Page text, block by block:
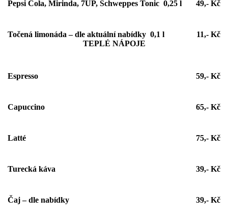
Pepsi Cola, Mirinda, 7UP, Schweppes Tonic 0,25 l 49,- Kč
Točená limonáda – dle aktuální nabídky 0,1 l
11,- Kč
TEPLÉ NÁPOJE
Espresso 59,- Kč
Capuccino 65,- Kč
Latté 75,- Kč
Turecká káva 39,- Kč
Čaj – dle nabídky 39,- Kč